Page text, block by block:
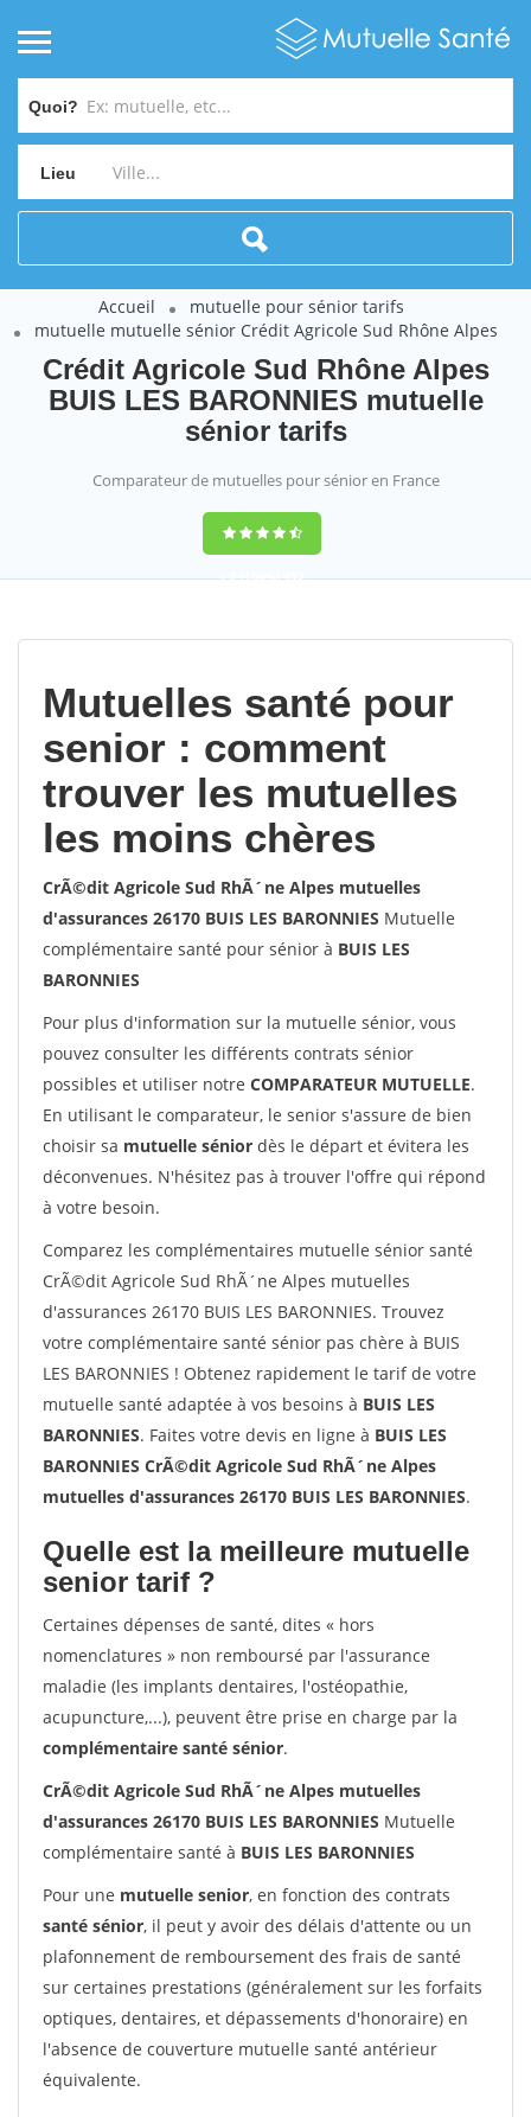
Quoi?
Lieu
Accueil
mutuelle pour sénior tarifs
mutuelle mutuelle sénior Crédit Agricole Sud Rhône Alpes
Crédit Agricole Sud Rhône Alpes
BUIS LES BARONNIES mutuelle
sénior tarifs
Comparateur de mutuelles pour sénior en France
9,2(100%)452
Mutuelles santé pour
senior : comment
trouver les mutuelles
les moins chères
CrÃ©dit Agricole Sud RhÃ´ne Alpes mutuelles
d'assurances 26170 BUIS LES BARONNIES Mutuelle
complémentaire santé pour sénior à BUIS LES
BARONNIES
Pour plus d'information sur la mutuelle sénior, vous
pouvez consulter les différents contrats sénior
possibles et utiliser notre COMPARATEUR MUTUELLE.
En utilisant le comparateur, le senior s'assure de bien
choisir sa mutuelle sénior dès le départ et évitera les
déconvenues. N'hésitez pas à trouver l'offre qui répond
à votre besoin.
Comparez les complémentaires mutuelle sénior santé
CrÃ©dit Agricole Sud RhÃ´ne Alpes mutuelles
d'assurances 26170 BUIS LES BARONNIES. Trouvez
votre complémentaire santé sénior pas chère à BUIS
LES BARONNIES ! Obtenez rapidement le tarif de votre
mutuelle santé adaptée à vos besoins à BUIS LES
BARONNIES. Faites votre devis en ligne à BUIS LES
BARONNIES CrÃ©dit Agricole Sud RhÃ´ne Alpes
mutuelles d'assurances 26170 BUIS LES BARONNIES.
Quelle est la meilleure mutuelle
senior tarif ?
Certaines dépenses de santé, dites « hors
nomenclatures » non remboursé par l'assurance
maladie (les implants dentaires, l'ostéopathie,
acupuncture,...), peuvent être prise en charge par la
complémentaire santé sénior.
CrÃ©dit Agricole Sud RhÃ´ne Alpes mutuelles
d'assurances 26170 BUIS LES BARONNIES Mutuelle
complémentaire santé à BUIS LES BARONNIES
Pour une mutuelle senior, en fonction des contrats
santé sénior, il peut y avoir des délais d'attente ou un
plafonnement de remboursement des frais de santé
sur certaines prestations (généralement sur les forfaits
optiques, dentaires, et dépassements d'honoraire) en
l'absence de couverture mutuelle santé antérieur
équivalente.